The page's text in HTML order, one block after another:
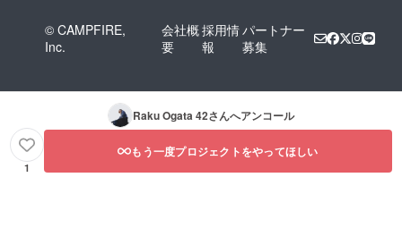
のは、妙に変すぎる。
い出して見たり。でも
やっぱりチームから出
てやろうといくらバカ
げたげたことしても
© CAMPFIRE,
Inc.
会社概
要
採用情
報
パートナー
募集
Raku Ogata 42さんへアンコール
1
もう一度プロジェクトをやってほしい